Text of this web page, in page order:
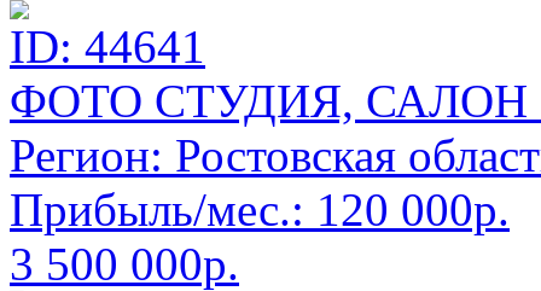
ID: 44641
ФОТО СТУДИЯ,
Регион: Ростовская
Прибыль/мес.: 120 000р.
3 500 000р.